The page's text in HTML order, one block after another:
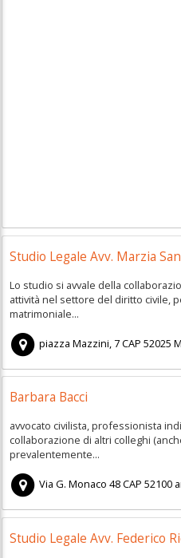
Studio Legale Avv. Marzia
Lo studio si avvale della
attività nel settore del diritto civile,
matrimoniale...
piazza Mazzini, 7CAP52025
Barbara Bacci
avvocato civilista, professionista
collaborazione di altri colleghi
prevalentemente...
Via G. Monaco 48CAP52100
Studio Legale Avv. Federico